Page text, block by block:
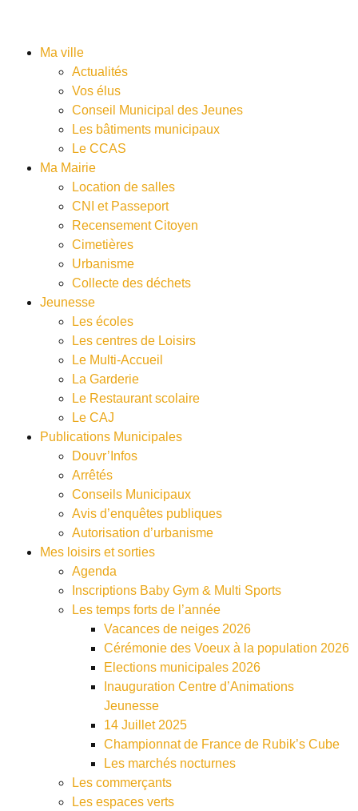
Ma ville
Actualités
Vos élus
Conseil Municipal des Jeunes
Les bâtiments municipaux
Le CCAS
Ma Mairie
Location de salles
CNI et Passeport
Recensement Citoyen
Cimetières
Urbanisme
Collecte des déchets
Jeunesse
Les écoles
Les centres de Loisirs
Le Multi-Accueil
La Garderie
Le Restaurant scolaire
Le CAJ
Publications Municipales
Douvr’Infos
Arrêtés
Conseils Municipaux
Avis d’enquêtes publiques
Autorisation d’urbanisme
Mes loisirs et sorties
Agenda
Inscriptions Baby Gym & Multi Sports
Les temps forts de l’année
Vacances de neiges 2026
Cérémonie des Voeux à la population 2026
Elections municipales 2026
Inauguration Centre d’Animations
Jeunesse
14 Juillet 2025
Championnat de France de Rubik’s Cube
Les marchés nocturnes
Les commerçants
Les espaces verts